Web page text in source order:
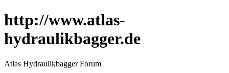
http://www.atlas-
hydraulikbagger.de
Atlas Hydraulikbagger Forum